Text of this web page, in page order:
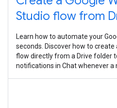
Studio flow from
Learn how to automate your
seconds. Discover how to create
flow directly from a Drive folder
notifications in Chat whenever a